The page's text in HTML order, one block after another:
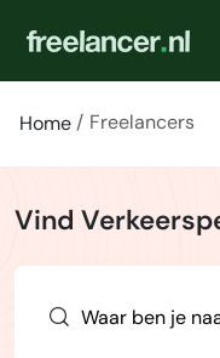
Home Freelancers
Vind